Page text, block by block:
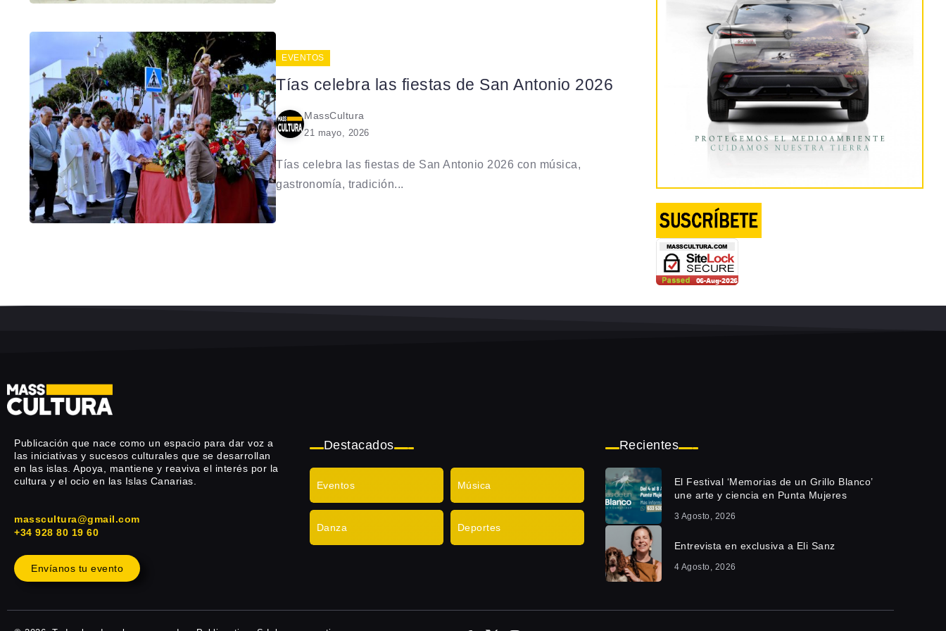
EVENTOS
Tías celebra las fiestas de San Antonio 2026
MassCultura
21 mayo, 2026
Tías celebra las fiestas de San Antonio 2026 con música,
gastronomía, tradición...
Publicación que nace como un espacio para dar voz a
las iniciativas y sucesos culturales que se desarrollan
en las islas. Apoya, mantiene y reaviva el interés por la
cultura y el ocio en las Islas Canarias.
masscultura@gmail.com
+34 928 80 19 60
Envíanos tu evento
Destacados
Eventos Música
Danza Deportes
Recientes
El Festival ‘Memorias de un Grillo Blanco’
une arte y ciencia en Punta Mujeres
3 Agosto, 2026
Entrevista en exclusiva a Eli Sanz
4 Agosto, 2026